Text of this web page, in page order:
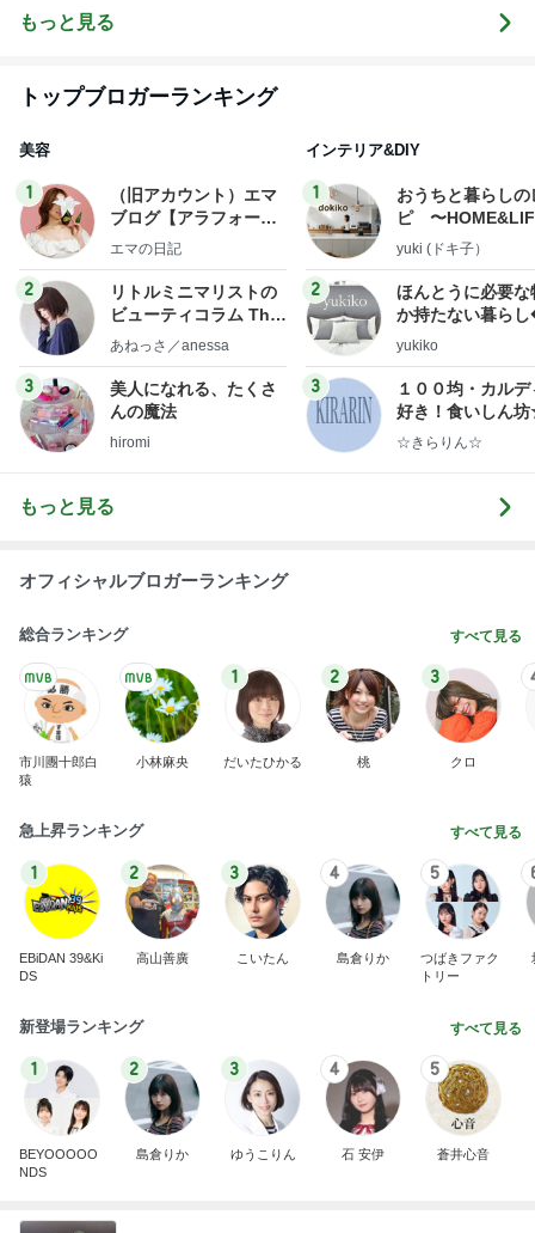
もっと見る
トップブロガーランキング
美容
1
（旧アカウント）エマ
ブログ【アラフォー会
社売却セカンドライ
エマの日記
2
リトルミニマリストの
ビューティコラム The
little minimalist's bea
あねっさ／anessa
3
美人になれる、たくさ
んの魔法
hiromi
インテリア&DIY
1
おうちと暮らしの
ピ 〜
yuki (ドキ子）
2
ほんとうに必要な
か持たない暮ら
ep Life Simple◆
yukiko
3
１００均・カルデ
好き！食いしん
らりん☆のブログ
☆きらりん☆
もっと見る
オフィシャルブロガーランキング
総合ランキング すべて見る
市川團十郎白
猿
小林麻央
1
だいたひかる
2
桃
3
クロ
急上昇ランキング すべて見る
1
EBiDAN 39&Ki
DS
2
高山善廣
3
こいたん
4
島倉りか
5
つばきファク
トリー
新登場ランキング すべて見る
1
BEYOOOOO
NDS
2
島倉りか
3
ゆうこりん
4
石 安伊
5
蒼井心音